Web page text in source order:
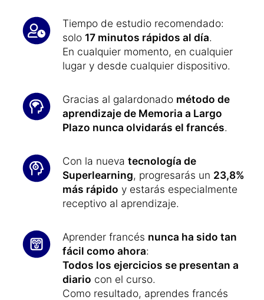
Tiempo de estudio recomendado:
solo 17 minutos rápidos al día.
En cualquier momento, en cualquier
lugar y desde cualquier dispositivo.
Gracias al galardonado método de
aprendizaje de Memoria a Largo
Plazo nunca olvidarás el francés.
Con la nueva tecnología de
Superlearning, progresarás un 23,8%
más rápido y estarás especialmente
receptivo al aprendizaje.
Aprender francés nunca ha sido tan
fácil como ahora:
Todos los ejercicios se presentan a
diario con el curso.
Como resultado, aprendes francés